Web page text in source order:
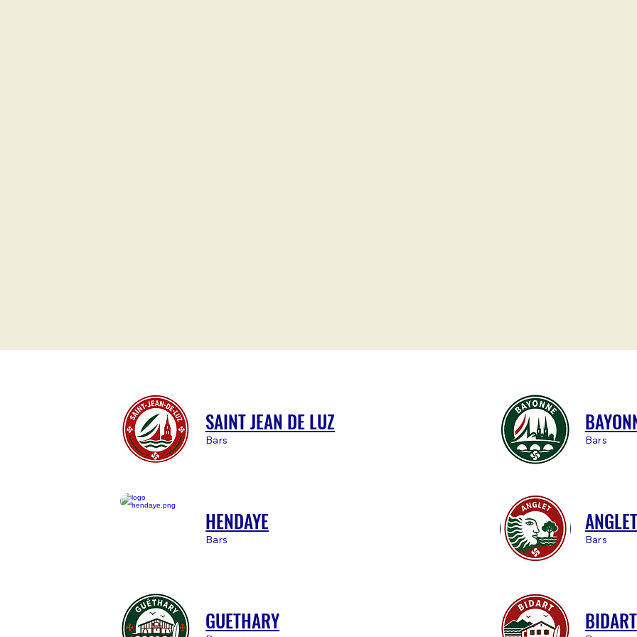
SAINT JEAN DE LUZ
Bars Bars
HENDAYE
Bars
ANGLET
Bars
GUETHARY BIDART